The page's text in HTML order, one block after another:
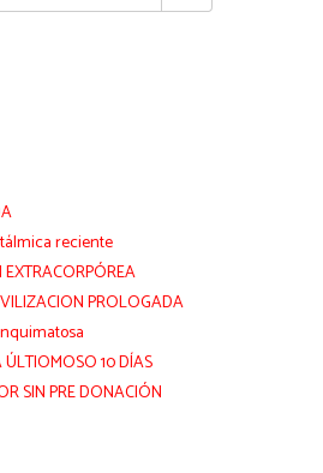
reciente
PROLOGADA
10 DÍAS
SIN PRE DONACIÓN